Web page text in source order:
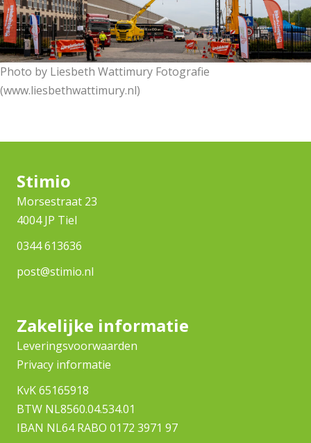
Photo by Liesbeth Wattimury Fotografie
(www.liesbethwattimury.nl)
Stimio
Morsestraat 23
4004 JP Tiel
0344 613636
post@stimio.nl
Zakelijke informatie
Leveringsvoorwaarden
Privacy informatie
KvK 65165918
BTW NL8560.04.534.01
IBAN NL64 RABO 0172 3971 97